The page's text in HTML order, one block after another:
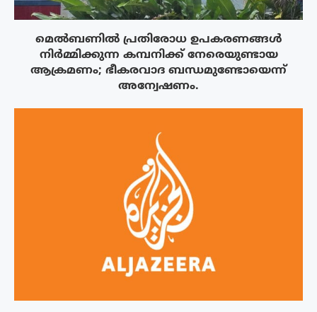
മെൽബണിൽ പ്രതിരോധ ഉപകരണങ്ങൾ
നിർമ്മിക്കുന്ന കമ്പനിക്ക് നേരെയുണ്ടായ
ആക്രമണം; ഭീകരവാദ ബന്ധമുണ്ടോയെന്ന്
അന്വേഷണം.